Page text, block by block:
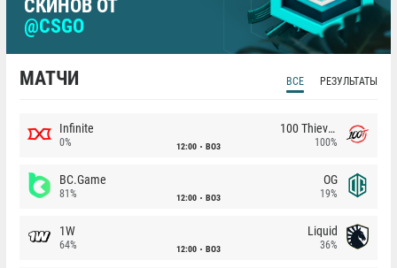
СКИНОВ ОТ
@CSGO
МАТЧИ ВСЕ РЕЗУЛЬТАТЫ
Infinite
0% 12:00 BO3
100 Thieves
100%
BC.Game
81% 12:00 BO3
OG
19%
1W
64% 12:00 BO3
Liquid
36%